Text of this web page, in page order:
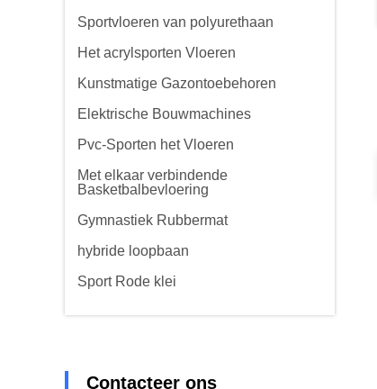
Sportvloeren van polyurethaan
Het acrylsporten Vloeren
Kunstmatige Gazontoebehoren
Elektrische Bouwmachines
Pvc-Sporten het Vloeren
Met elkaar verbindende
Basketbalbevloering
Gymnastiek Rubbermat
hybride loopbaan
Sport Rode klei
Contacteer ons